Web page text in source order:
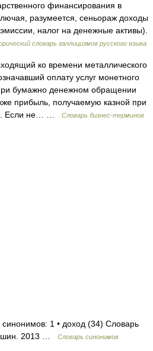
финансирования в
разумеется, сеньораж доходы
налог на денежные активы).
словарь галлицизмов русского языка
ко времени металлического
оплату услуг монетного
бумажно денежном обращении
прибыль, получаемую казной при
Если не… …
Словарь бизнес-терминов
1 • доход (34) Словарь
2013 …
Словарь синонимов